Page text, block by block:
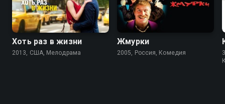
Хоть раз в жизни
2013, США, Мелодрама
Жмурки
2005, Россия, Комедия